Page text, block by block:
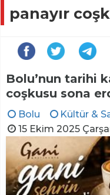
panayır
Bolu’nun tarihi
coşkusu sona
Bolu
Kültür &
15 Ekim 2025